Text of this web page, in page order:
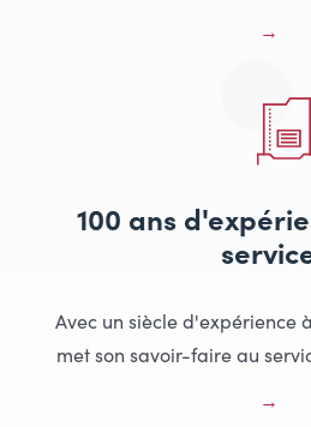
100 ans
Avec un siècle d'expérience
met son savoir-faire au